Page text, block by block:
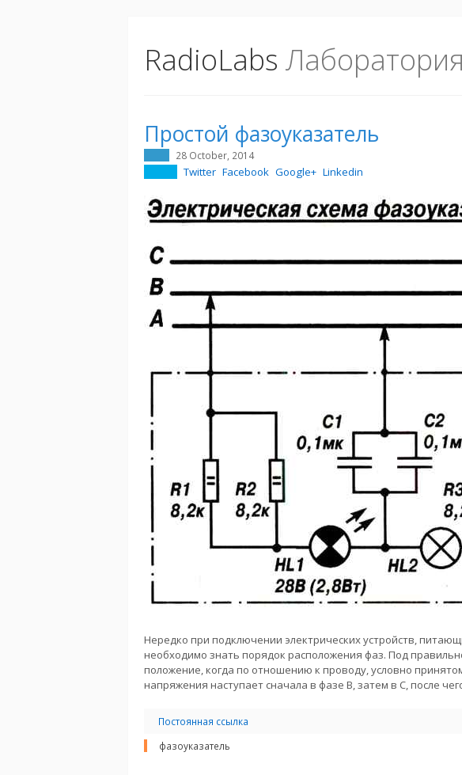
RadioLabs
Простой фазоуказатель
28 October, 2014
Twitter Facebook Google+ Linkedin
Нередко при подключении электрических устройств,
необходимо знать порядок расположения фаз. Под
положение, когда по отношению к проводу, условно
напряжения наступает сначала в фазе В, затем в С, после
Постоянная ссылка
фазоуказатель